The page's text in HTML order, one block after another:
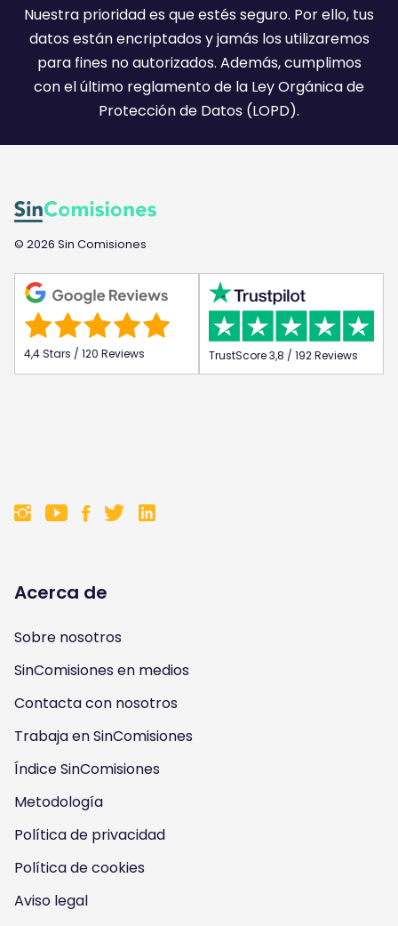
Nuestra prioridad es que estés seguro. Por ello, tus
datos están encriptados y jamás los utilizaremos
para fines no autorizados. Además, cumplimos
con el último reglamento de la Ley Orgánica de
Protección de Datos (LOPD).
© 2026 Sin Comisiones
4,4 Stars / 120 Reviews TrustScore 3,8 / 192 Reviews
F
l
l
o
w
u
s
o
n
F
l
o
w
u
s
o
n
F
l
o
w
u
s
o
n
F
l
o
w
u
s
n
Acerca de
Sobre nosotros
SinComisiones en medios
Contacta con nosotros
Trabaja en SinComisiones
Índice SinComisiones
Metodología
Política de privacidad
Política de cookies
Aviso legal